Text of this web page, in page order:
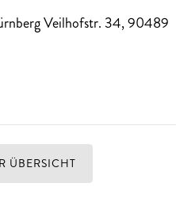
Veilhofstr. 34,90489
ÜBERSICHT